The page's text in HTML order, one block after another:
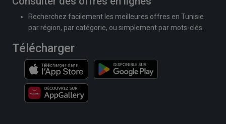
Recherchez facilement les meilleures offres en Tunisie
par région, par catégorie, ou simplement par mots-clés.
Télécharger